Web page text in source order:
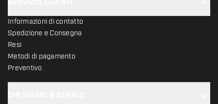
Informazioni di contatto
Spedizione e Consegna
Resi
Metodi di pagamento
Preventivo